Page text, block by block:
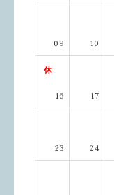
09 10
16 17
23 24